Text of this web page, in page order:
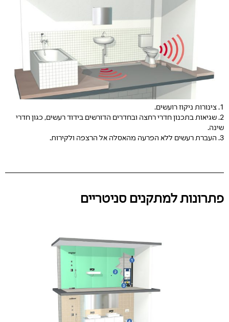
1. צינורות ניקוז רועשים.
2. שגיאות בתכנון חדרי רחצה ובחדרים הדורשים בידוד רעשים, כגון חדרי
שינה.
3. העברת רעשים ללא הפרעה מהאסלה אל הרצפה ולקירות.
פתרונות למתקנים סניטריים